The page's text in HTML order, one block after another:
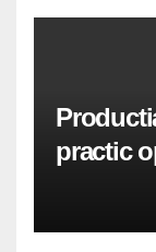
practic